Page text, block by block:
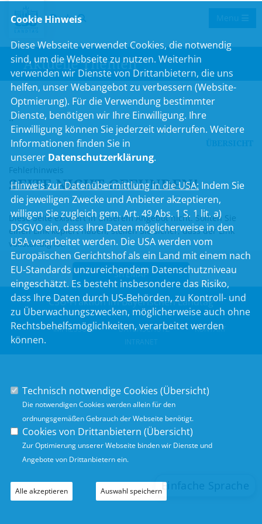
Menu
Aktuelle Themen
..
ÜBERSICHT
Fehlerhinweis
SEITE NICHT GEFUNDEN!
Diese Seite existiert in unserem Angebot nicht. Sollten Sie
einen Link kopiert haben, stellen Sie sicher, dass der Link
vollständig ist.
SITEMAP
CSU-Fraktion im Bayerischen Landtag
IMPRESSUM DATENSCHUTZ
KONTAKT
INTRANET
Cookie Hinweis
Diese Webseite verwendet Cookies, die notwendig
sind, um die Webseite zu nutzen. Weiterhin
verwenden wir Dienste von Drittanbietern, die uns
helfen, unser Webangebot zu verbessern (Website-
Optmierung). Für die Verwendung bestimmter
Dienste, benötigen wir Ihre Einwilligung. Ihre
Einwilligung können Sie jederzeit widerrufen. Weitere
Informationen finden Sie in
unserer Datenschutzerklärung.
Hinweis zur Datenübermittlung in die USA: Indem Sie
die jeweiligen Zwecke und Anbieter akzeptieren,
willigen Sie zugleich gem. Art. 49 Abs. 1 S. 1 lit. a)
DSGVO ein, dass Ihre Daten möglicherweise in den
USA verarbeitet werden. Die USA werden vom
Europäischen Gerichtshof als ein Land mit einem nach
EU-Standards unzureichendem Datenschutzniveau
eingeschätzt. Es besteht insbesondere das Risiko,
dass Ihre Daten durch US-Behörden, zu Kontroll- und
zu Überwachungszwecken, möglicherweise auch ohne
Rechtsbehelfsmöglichkeiten, verarbeitet werden
können.
Technisch notwendige Cookies (Übersicht)
Die notwendigen Cookies werden allein für den
ordnungsgemäßen Gebrauch der Webseite benötigt.
Cookies von Drittanbietern (Übersicht)
Zur Optimierung unserer Webseite binden wir Dienste und
Angebote von Drittanbietern ein.
Alle akzeptieren Auswahl speichern